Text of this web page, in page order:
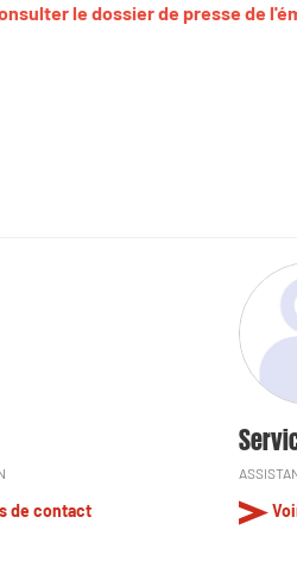
le dossier de presse de
de contact